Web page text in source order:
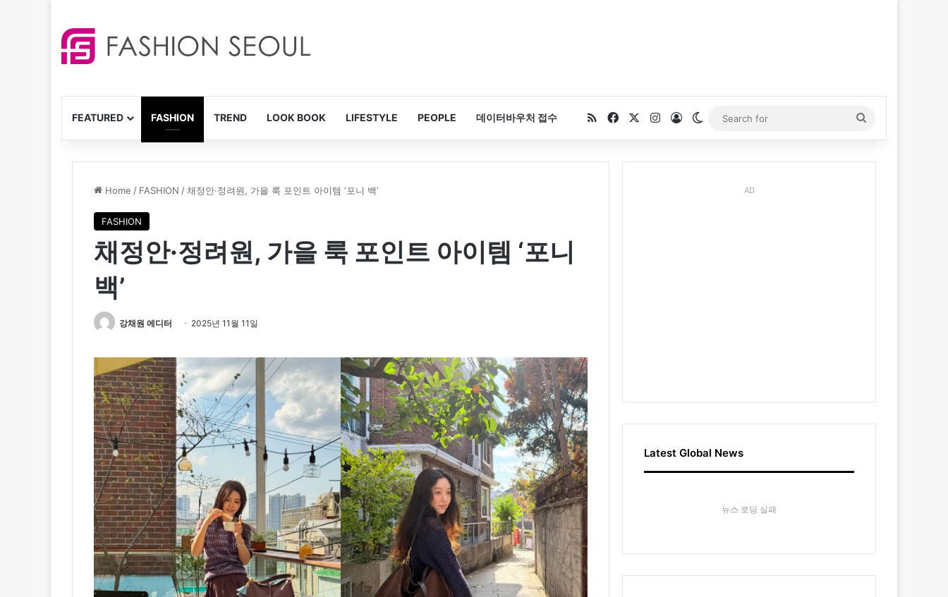
FEATURED FASHION TREND LOOK BOOK LIFESTYLE PEOPLE 데이터바우처 접수 RSSFacebookInstagram
Log InSwitch skin
for
Home / FASHION / 채정안·정려원, 가을 룩 포인트 아이템 ‘포니 백’
FASHION
채정안·정려원, 가을 룩 포인트 아이템 ‘포니
백’
강채원 에디터 2025년 11월 11일
AD
Latest Global News
뉴스 로딩 실패